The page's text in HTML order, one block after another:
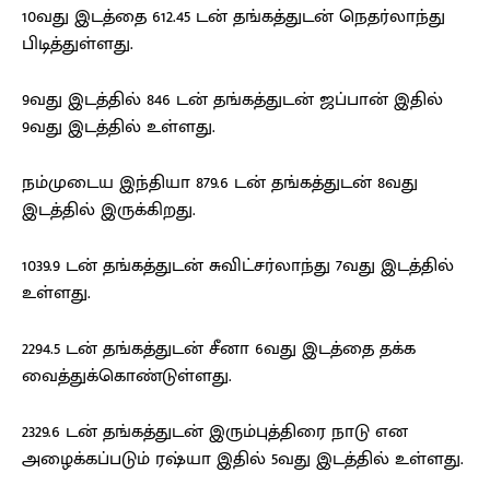
10வது இடத்தை 612.45 டன் தங்கத்துடன் நெதர்லாந்து
பிடித்துள்ளது.
9வது இடத்தில் 846 டன் தங்கத்துடன் ஜப்பான் இதில்
9வது இடத்தில் உள்ளது.
நம்முடைய இந்தியா 879.6 டன் தங்கத்துடன் 8வது
இடத்தில் இருக்கிறது.
1039.9 டன் தங்கத்துடன் சுவிட்சர்லாந்து 7வது இடத்தில்
உள்ளது.
2294.5 டன் தங்கத்துடன் சீனா 6வது இடத்தை தக்க
வைத்துக்கொண்டுள்ளது.
2329.6 டன் தங்கத்துடன் இரும்புத்திரை நாடு என
அழைக்கப்படும் ரஷ்யா இதில் 5வது இடத்தில் உள்ளது.